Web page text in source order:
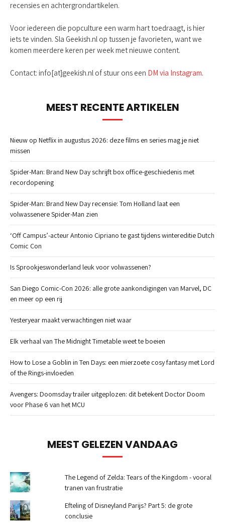
recensies en achtergrondartikelen.
Voor iedereen die popculture een warm hart toedraagt, is hier
iets te vinden. Sla Geekish.nl op tussen je favorieten, want we
komen meerdere keren per week met nieuwe content.
Contact: info[at]geekish.nl of stuur ons een DM via Instagram.
MEEST RECENTE ARTIKELEN
Nieuw op Netflix in augustus 2026: deze films en series mag je niet
missen
Spider-Man: Brand New Day schrijft box office-geschiedenis met
recordopening
Spider-Man: Brand New Day recensie: Tom Holland laat een
volwassenere Spider-Man zien
‘Off Campus’-acteur Antonio Cipriano te gast tijdens wintereditie Dutch
Comic Con
Is Sprookjeswonderland leuk voor volwassenen?
San Diego Comic-Con 2026: alle grote aankondigingen van Marvel, DC
en meer op een rij
Yesteryear maakt verwachtingen niet waar
Elk verhaal van The Midnight Timetable weet te boeien
How to Lose a Goblin in Ten Days: een mierzoete cosy fantasy met Lord
of the Rings-invloeden
Avengers: Doomsday trailer uitgeplozen: dit betekent Doctor Doom
voor Phase 6 van het MCU
MEEST GELEZEN VANDAAG
The Legend of Zelda: Tears of the Kingdom - vooral
tranen van frustratie
Efteling of Disneyland Parijs? Part 5: de grote
conclusie